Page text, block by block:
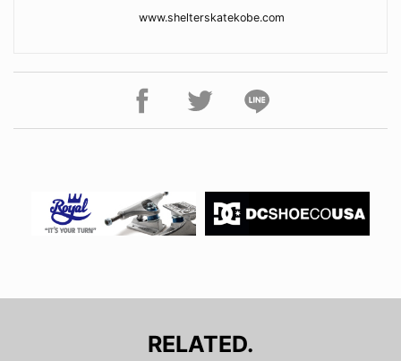
www.shelterskatekobe.com
RELATED.